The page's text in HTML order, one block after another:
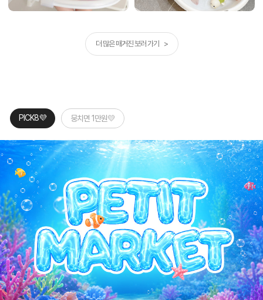
더 많은 매거진 보러 가기 >
PICK8💜 뭉치면 1만원💛